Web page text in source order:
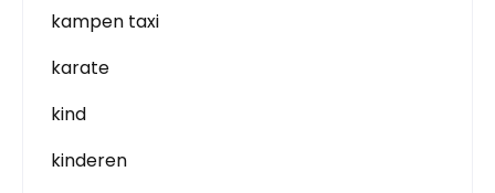
kampen taxi
karate
kind
kinderen